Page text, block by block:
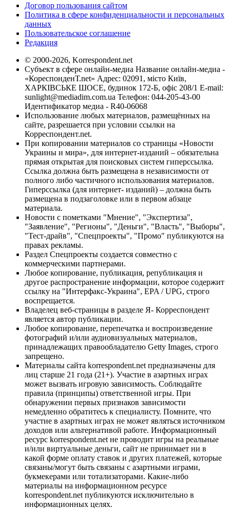
Договор пользования сайтом
Политика в сфере конфиденциальности и персональных
данных
Пользовательское соглашение
Редакция
© 2000-2026, Korrespondent.net
Субъект в сфере онлайн-медиа Название онлайн-медиа -
«КореспонденТ.net» Адрес: 02091, місто Київ,
ХАРКІВСЬКЕ ШОСЕ, будинок 172-Б, офіс 208/1 E-mail:
sunlight@mediadim.com.ua Телефон: 044-205-43-00
Идентификатор медиа - R40-06068
Использование любых материалов, размещённых на
сайте, разрешается при условии ссылки на
Корреспондент.net.
При копировании материалов со страницы «Новости
Украины и мира», для интернет-изданий – обязательна
прямая открытая для поисковых систем гиперссылка.
Ссылка должна быть размещена в независимости от
полного либо частичного использования материалов.
Гиперссылка (для интернет- изданий) – должна быть
размещена в подзаголовке или в первом абзаце
материала.
Новости с пометками "Мнение", "Экспертиза",
"Заявление", "Регионы", "Деньги", "Власть", "Выборы",
"Тест-драйв", "Спецпроекты", "Промо" публикуются на
правах рекламы.
Раздел Спецпроекты создается совместно с
коммерческими партнерами.
Любое копирование, публикация, републикация и
другое распространение информации, которое содержит
ссылку на "Интерфакс-Украина", EPA / UPG, строго
воспрещается.
Владелец веб-страницы в разделе Я- Корреспондент
является автор публикации.
Любое копирование, перепечатка и воспроизведение
фотографий и/или аудиовизуальных материалов,
принадлежащих правообладателю Getty Images, строго
запрещено.
Материалы сайта korrespondent.net предназначены для
лиц старше 21 года (21+). Участие в азартных играх
может вызвать игровую зависимость. Соблюдайте
правила (принципы) ответственной игры. При
обнаружении первых признаков зависимости
немедленно обратитесь к специалисту. Помните, что
участие в азартных играх не может являться источником
доходов или альтернативой работе. Информационный
ресурс korrespondent.net не проводит игры на реальные
и/или виртуальные деньги, сайт не принимает ни в
какой форме оплату ставок и других платежей, которые
связаны/могут быть связаны с азартными играми,
букмекерами или тотализаторами. Какие-либо
материалы на информационном ресурсе
korrespondent.net публикуются исключительно в
информационных целях.